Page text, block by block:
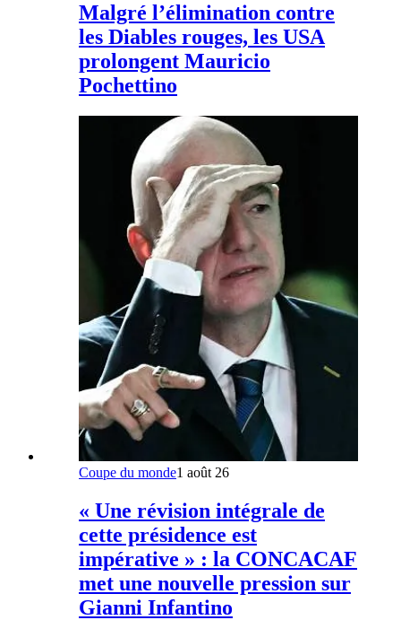
Malgré l’élimination contre
les Diables rouges, les USA
prolongent Mauricio
Pochettino
Coupe du monde1 août 26
« Une révision intégrale de
cette présidence est
impérative » : la CONCACAF
met une nouvelle pression sur
Gianni Infantino